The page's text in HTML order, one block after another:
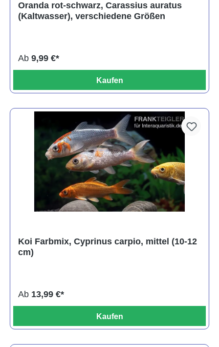
Oranda rot-schwarz, Carassius auratus
(Kaltwasser), verschiedene Größen
Ab 9,99 €*
Kaufen
Koi Farbmix, Cyprinus carpio, mittel (10-12
cm)
Ab 13,99 €*
Kaufen